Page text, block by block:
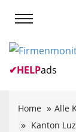
✔HELPads
Home Alle
Kanton